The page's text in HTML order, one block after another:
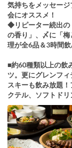
気持ちをメッセー
会にオススメ！
◆リピーター続出
の香り」、〆に「
理が全6品＆3時間
■約60種類以上の飲
ツ。更にグレンフ
スキーも飲み放題
クテル、ソフトドリ